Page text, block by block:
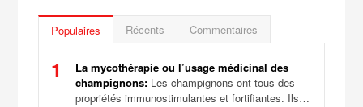
Populaires Récents Commentaires
1
La mycothérapie ou l’usage médicinal des
champignons: Les champignons ont tous des
propriétés immunostimulantes et fortifiantes. Ils…